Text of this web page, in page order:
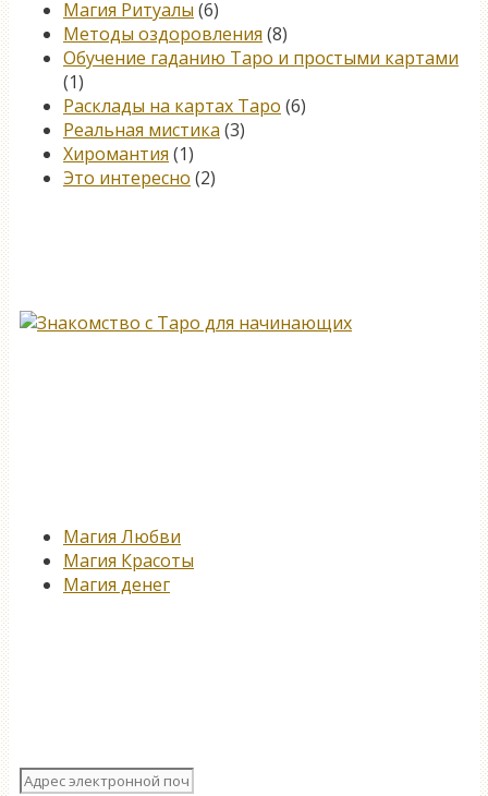
Магия Ритуалы (6)
Методы оздоровления (8)
Обучение гаданию Таро и простыми картами
(1)
Расклады на картах Таро (6)
Реальная мистика (3)
Хиромантия (1)
Это интересно (2)
Магия Любви
Магия Красоты
Магия денег